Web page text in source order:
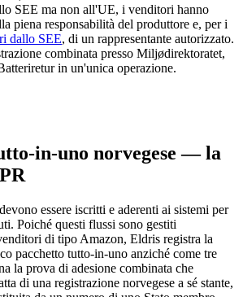
SEE ma non all'UE, i venditori hanno
piena responsabilità del produttore e, per i
dallo SEE, di un rappresentante autorizzato.
combinata presso Miljødirektoratet,
in un'unica operazione.
in-uno norvegese — la
essere iscritti e aderenti ai sistemi per
Poiché questi flussi sono gestiti
di tipo Amazon, Eldris registra la
pacchetto tutto-in-uno anziché come tre
la prova di adesione combinata che
di una registrazione norvegese a sé stante,